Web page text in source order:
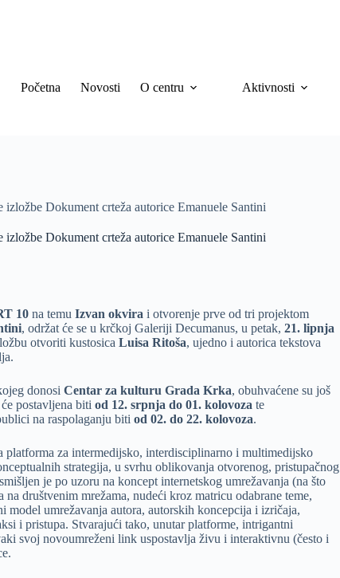
Početna Novosti O centru Aktivnosti
Dokument crteža autorice Emanuele Santini
Dokument crteža autorice Emanuele Santini
10 na temu Izvan okvira i otvorenje prve od tri projektom
, održat će se u krčkoj Galeriji Decumanus, u petak, 21. lipnja
otvoriti kustosica Luisa Ritoša, ujedno i autorica tekstova
donosi Centar za kulturu Grada Krka, obuhvaćene su još
postavljena biti od 12. srpnja do 01. kolovoza te
na raspolaganju biti od 02. do 22. kolovoza.
za intermedijsko, interdisciplinarno i multimedijsko
strategija, u svrhu oblikovanja otvorenog, pristupačnog
je po uzoru na koncept internetskog umrežavanja (na što
društvenim mrežama, nudeći kroz matricu odabrane teme,
model umrežavanja autora, autorskih koncepcija i izričaja,
i pristupa. Stvarajući tako, unutar platforme, intrigantni
svoj novoumreženi link uspostavlja živu i interaktivnu (često i